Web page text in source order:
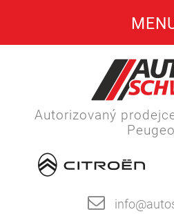
Autorizovaný